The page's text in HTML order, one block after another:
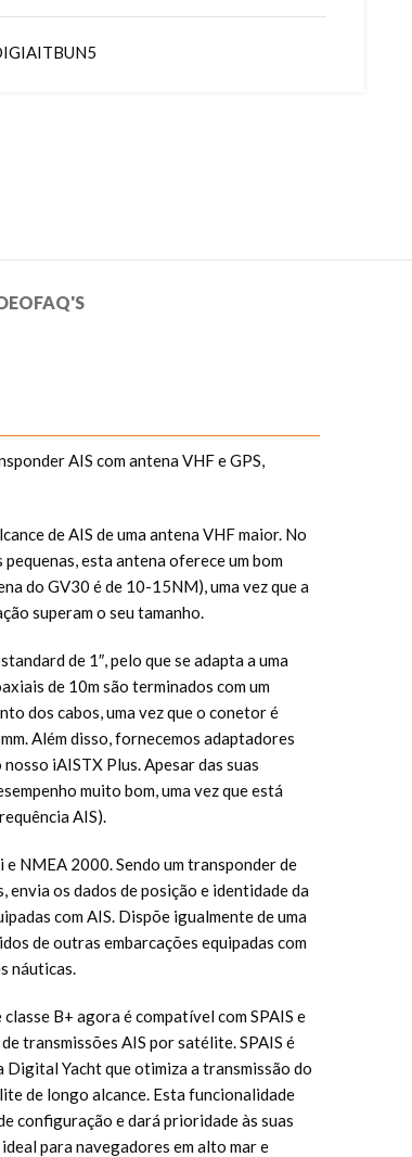
FAQ'S
AIS com antena VHF e GPS,
de AIS de uma antena VHF maior. No
esta antena oferece um bom
do GV30 é de 10-15NM), uma vez que a
superam o seu tamanho.
de 1″, pelo que se adapta a uma
de 10m são terminados com um
dos cabos, uma vez que o conetor é
Além disso, fornecemos adaptadores
iAISTX Plus. Apesar das suas
muito bom, uma vez que está
AIS).
NMEA 2000. Sendo um transponder de
envia os dados de posição e identidade da
com AIS. Dispõe igualmente de uma
de outras embarcações equipadas com
náuticas.
B+ agora é compatível com SPAIS e
transmissões AIS por satélite. SPAIS é
Yacht que otimiza a transmissão do
de longo alcance. Esta funcionalidade
configuração e dará prioridade às suas
para navegadores em alto mar e